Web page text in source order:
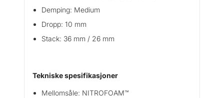
Demping: Medium
Dropp: 10 mm
Stack: 36 mm / 26 mm
Tekniske spesifikasjoner
Mellomsåle: NITROFOAM™